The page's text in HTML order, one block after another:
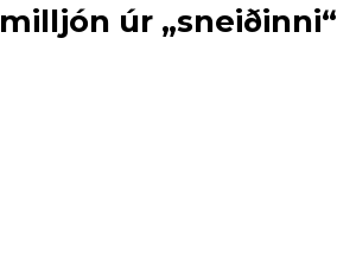
milljón úr „sneiðinni“